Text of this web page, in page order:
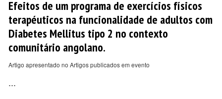
Efeitos de um programa de exercícios físicos
terapéuticos na funcionalidade de adultos com
Diabetes Mellitus tipo 2 no contexto
comunitário angolano.
Artigo apresentado no Artigos publicados em evento
...